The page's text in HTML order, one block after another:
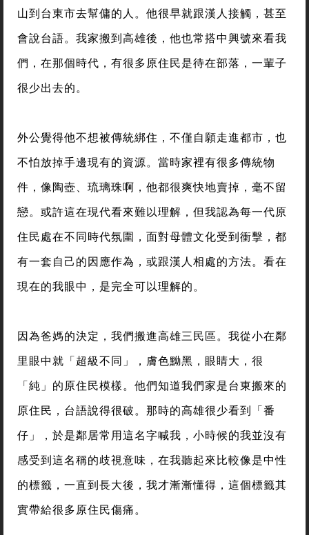
山到台東市去幫傭的人。他很早就跟漢人接觸，甚至
會說台語。我家搬到高雄後，他也常搭中興號來看我
們，在那個時代，有很多原住民是待在部落，一輩子
很少出去的。
外公覺得他不想被傳統綁住，不僅自願走進都市，也
不怕放掉手邊現有的資源。當時家裡有很多傳統物
件，像陶壺、琉璃珠啊，他都很爽快地賣掉，毫不留
戀。或許這在現代看來難以理解，但我認為每一代原
住民處在不同時代氛圍，面對母體文化受到衝擊，都
有一套自己的因應作為，或跟漢人相處的方法。看在
現在的我眼中，是完全可以理解的。
因為爸媽的決定，我們搬進高雄三民區。我從小在鄰
里眼中就「超級不同」，膚色黝黑，眼睛大，很
「純」的原住民模樣。他們知道我們家是台東搬來的
原住民，台語說得很破。那時的高雄很少看到「番
仔」，於是鄰居常用這名字喊我，小時候的我並沒有
感受到這名稱的歧視意味，在我聽起來比較像是中性
的標籤，一直到長大後，我才漸漸懂得，這個標籤其
實帶給很多原住民傷痛。